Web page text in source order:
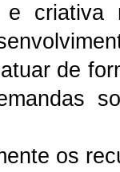
criativa
de
os